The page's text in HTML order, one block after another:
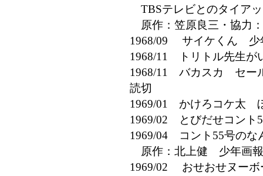
TBSテレビとのタイア
原作：笠原良三・協力
1968/09 サイケくん 少
1968/11 トリトル先生
1968/11 バカスカ セー
読切
1969/01 かけろコケ太
1969/02 とびだせコン
1969/04 コント55号のな
原作：北上健 少年画
1969/02 おせおせヌー